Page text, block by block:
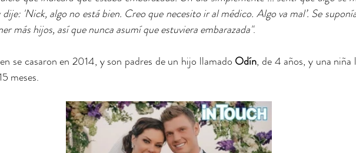
'Nick, algo no está bien. Creo que necesito ir al médico. Algo va mal’. Se
más hijos, así que nunca asumí que estuviera embarazada".
se casaron en 2014, y son padres de un hijo llamado Odín
meses.